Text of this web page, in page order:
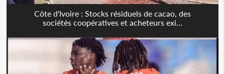
Côte d'Ivoire : Stocks résiduels de cacao, des
sociétés coopératives et acheteurs exi...